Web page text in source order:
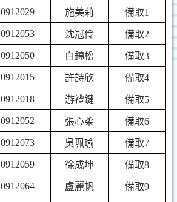
0912029 施美莉 備取1
0912053 沈冠伶 備取2
0912050 白錦松 備取3
0912015 許詩欣 備取4
0912018 游禮鍵 備取5
0912052 張心柔 備取6
0912073 吳珮瑜 備取7
0912059 徐成坤 備取8
0912064 盧麗帆 備取9